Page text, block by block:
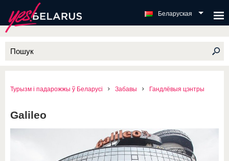
Беларуская
Турызм і падарожжы ў Беларусі Забавы Гандлёвыя цэнтры
Galileo